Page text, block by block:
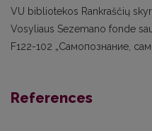
VU bibliotekos Rankraščių
Vosyliaus Sezemano fonde
F122-102 „Самопознание,
References